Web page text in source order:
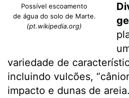
Possível escoamento
de água do solo de Marte.
(pt.wikipedia.org)
variedade de
incluindo vulcões,
impacto e dunas de areia.